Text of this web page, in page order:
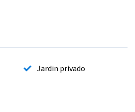
Jardin privado